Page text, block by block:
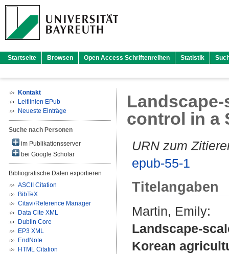
Startseite Browsen Open Access Schriftenreihen Statistik
Kontakt
Leitlinien EPub
Neueste Einträge
Suche nach Personen
im Publikationsserver
bei Google Scholar
Bibliografische Daten exportieren
ASCII Citation
BibTeX
Citavi/Reference Manager
Data Cite XML
Dublin Core
EP3 XML
EndNote
HTML Citation
control in a
URN zum
epub-55-1
Titelangaben
Martin, Emily:
Landscape-
Korean